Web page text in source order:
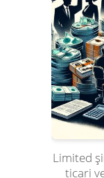
Limited
ticari